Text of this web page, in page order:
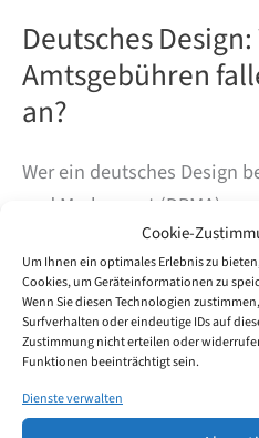
Cookie-
Um Ihnen ein optimales Erlebnis zu
Cookies, um Geräteinformationen zu
Wenn Sie diesen Technologien
Surfverhalten oder eindeutige IDs auf
Zustimmung nicht erteilen oder
Funktionen beeinträchtigt sein.
Dienste verwalten
Deutsches
Amtsgebühren
an?
Wer ein deutsches Design
und Markenamt (DPMA)
Anmeldegebühr auch die
Designschutz gilt zunächst
anschließend schrittweise
verlängert werden.